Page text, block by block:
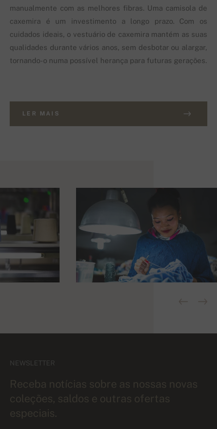
manualmente com as melhores fibras. Uma camisola de
caxemira é um investimento a longo prazo. Com os
cuidados ideais, o vestuário de caxemira mantém as suas
qualidades durante vários anos, sem desbotar ou alargar,
tornando-o numa possível herança para futuras gerações.
LER MAIS
NEWSLETTER
Receba notícias sobre as nossas novas
coleções, saldos e outras ofertas
especiais.